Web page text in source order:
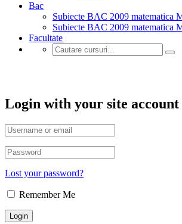
Bac
Subiecte BAC 2009 matematica
Subiecte BAC 2009 matematica
Facultate
Login with your site account
Lost your password?
Remember Me